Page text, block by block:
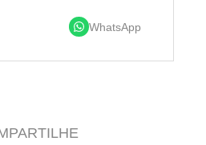
WhatsApp